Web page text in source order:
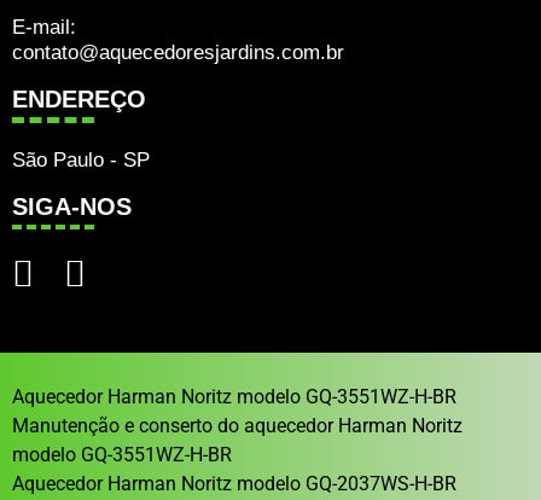
E-mail:
contato@aquecedoresjardins.com.br
ENDEREÇO
São Paulo - SP
SIGA-NOS
Aquecedor Harman Noritz modelo GQ-3551WZ-H-BR
Manutenção e conserto do aquecedor Harman Noritz
modelo GQ-3551WZ-H-BR
Aquecedor Harman Noritz modelo GQ-2037WS-H-BR